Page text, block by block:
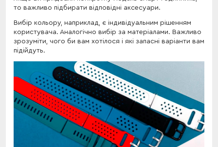
то важливо підбирати відповідні аксесуари.
Вибір кольору, наприклад, є індивідуальним рішенням
користувача. Аналогічно вибір за матеріалами. Важливо
зрозуміти, чого би вам хотілося і які запасні варіанти вам
підійдуть.